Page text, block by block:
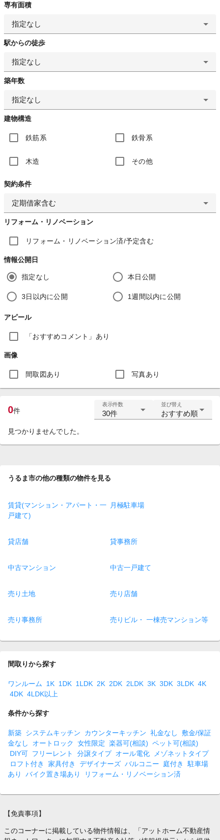
専有面積
指定なし
駅からの徒歩
指定なし
築年数
指定なし
建物構造
鉄筋系 鉄骨系
木造 その他
契約条件
定期借家含む
リフォーム・リノベーション
リフォーム・リノベーション済/予定含む
情報公開日
指定なし 本日公開
3日以内に公開 1週間以内に公開
アピール
「おすすめコメント」あり
画像
間取図あり 写真あり
0件
表示件数
30件
並び替え
おすすめ順
見つかりませんでした。
うるま市の他の種類の物件を見る
賃貸(マンション・アパート・一
戸建て)
月極駐車場
貸店舗 貸事務所
中古マンション 中古一戸建て
売り土地 売り店舗
売り事務所 売りビル・ 一棟売マンション等
間取りから探す
ワンルーム 1K 1DK 1LDK 2K 2DK 2LDK 3K 3DK 3LDK 4K
4DK 4LDK以上
条件から探す
新築 システムキッチン カウンターキッチン 礼金なし
敷金/保証
金なし
オートロック 女性限定 楽器可(相談) ペット可(相談)
DIY可 フリーレント 分譲タイプ オール電化
メゾネットタイプ
ロフト付き
家具付き デザイナーズ バルコニー 庭付き
駐車場
あり
バイク置き場あり リフォーム・リノベーション済
【免責事項】
このコーナーに掲載している物件情報は、「アットホーム不動産情